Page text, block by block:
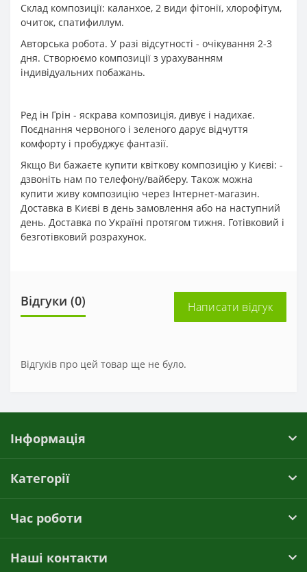
Склад композиції: каланхое, 2 види фітонії, хлорофітум,
очиток, спатифиллум.
Авторська робота. У разі відсутності - очікування 2-3
дня. Створюємо композиції з урахуванням
індивідуальних побажань.
Ред ін Грін - яскрава композиція, дивує і надихає.
Поєднання червоного і зеленого дарує відчуття
комфорту і пробуджує фантазії.
Якщо Ви бажаєте купити квіткову композицію у Києві: -
дзвоніть нам по телефону/вайберу. Також можна
купити живу композицію через Інтернет-магазин.
Доставка в Києві в день замовлення або на наступний
день. Доставка по Україні протягом тижня. Готівковий і
безготівковий розрахунок.
Відгуки (0) Написати відгук
Відгуків про цей товар ще не було.
Інформація
Категорії
Час роботи
Наші контакти